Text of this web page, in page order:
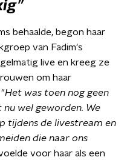
behaalde, begon haar
van Fadim's
live en kreeg ze
om haar
Het was toen nog geen
wel geworden. We
tijdens de livestream en
die naar ons
voor haar als een